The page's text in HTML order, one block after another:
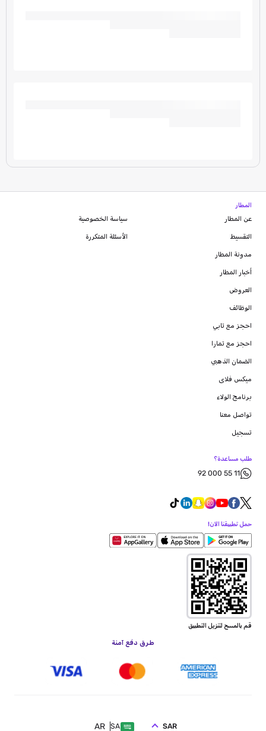
المطار
عن المطار
التقسيط
مدونة المطار
أخبار المطار
العروض
الوظائف
احجز مع تابي
احجز مع تمارا
الضمان الذهبي
ميكس فلاى
برنامج الولاء
سياسة الخصوصية
الأسئلة المتكررة
تواصل معنا
تسجيل
طلب مساعدة؟
92 000 55 11
حمل تطبيقنا الآن!
قم بالمسح لتنزيل التطبيق
طرق دفع آمنة
SA
AR SAR